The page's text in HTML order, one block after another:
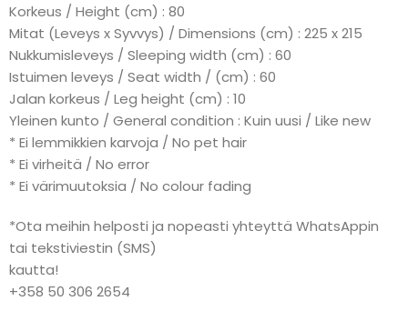
Korkeus / Height (cm) : 80
Mitat (Leveys x Syvvys) / Dimensions (cm) : 225 x 215
Nukkumisleveys / Sleeping width (cm) : 60
Istuimen leveys / Seat width / (cm) : 60
Jalan korkeus / Leg height (cm) : 10
Yleinen kunto / General condition : Kuin uusi / Like new
* Ei lemmikkien karvoja / No pet hair
* Ei virheitä / No error
* Ei värimuutoksia / No colour fading
*Ota meihin helposti ja nopeasti yhteyttä WhatsAppin
tai tekstiviestin (SMS)
kautta!
+358 50 306 2654